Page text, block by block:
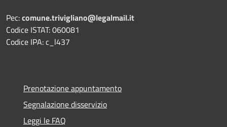
Pec:comune.trivigliano@legalmail.it
Codice ISTAT: 060081
Codice IPA: c_l437
Prenotazione appuntamento
Segnalazione disservizio
Leggi le FAQ